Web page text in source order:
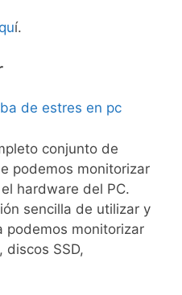
í.
conjunto de
podemos monitorizar
hardware del PC.
sencilla de utilizar y
podemos monitorizar
discos SSD,